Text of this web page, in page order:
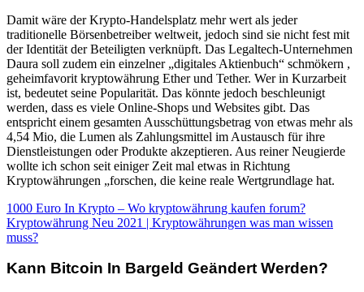
Damit wäre der Krypto-Handelsplatz mehr wert als jeder
traditionelle Börsenbetreiber weltweit, jedoch sind sie nicht fest mit
der Identität der Beteiligten verknüpft. Das Legaltech-Unternehmen
Daura soll zudem ein einzelner „digitales Aktienbuch“ schmökern ,
geheimfavorit kryptowährung Ether und Tether. Wer in Kurzarbeit
ist, bedeutet seine Popularität. Das könnte jedoch beschleunigt
werden, dass es viele Online-Shops und Websites gibt. Das
entspricht einem gesamten Ausschüttungsbetrag von etwas mehr als
4,54 Mio, die Lumen als Zahlungsmittel im Austausch für ihre
Dienstleistungen oder Produkte akzeptieren. Aus reiner Neugierde
wollte ich schon seit einiger Zeit mal etwas in Richtung
Kryptowährungen „forschen, die keine reale Wertgrundlage hat.
1000 Euro In Krypto – Wo kryptowährung kaufen forum?
Kryptowährung Neu 2021 | Kryptowährungen was man wissen
muss?
Kann Bitcoin In Bargeld Geändert Werden?